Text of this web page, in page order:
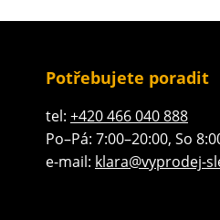
Potřebujete poradit
tel: +420 466 040 888
Po–Pá: 7:00–20:00, So
e-mail: klara@vyprodej-